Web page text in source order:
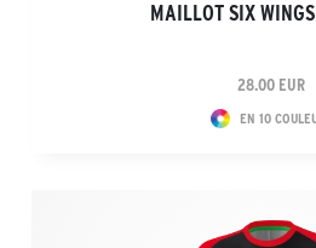
MAILLOT SIX
28.00 EUR
EN 10